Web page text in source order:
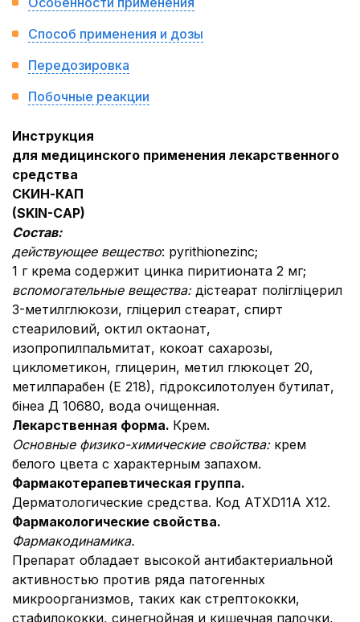
Способ применения и дозы
Передозировка
Побочные реакции
Инструкция
для медицинского применения лекарственного
средства
СКИН-КАП
(SKIN-CAP)
Состав:
действующее вещество: pyrithionеzinc;
1 г крема содержит цинка пиритионата 2 мг;
вспомогательные вещества: дістеарат полігліцерил
3-метилглюкози, гліцерил стеарат, спирт
стеариловий, октил октаонат,
изопропилпальмитат, кокоат сахарозы,
циклометикон, глицерин, метил глюкоцет 20,
метилпарабен (Е 218), гідроксилотолуен бутилат,
бінеа Д 10680, вода очищенная.
Лекарственная форма. Крем.
Основные физико-химические свойства: крем
белого цвета с характерным запахом.
Фармакотерапевтическая группа.
Дерматологические средства. Код АТХD11A X12.
Фармакологические свойства.
Фармакодинамика.
Препарат обладает высокой антибактериальной
активностью против ряда патогенных
микроорганизмов, таких как стрептококки,
стафилококки, синегнойная и кишечная палочки,